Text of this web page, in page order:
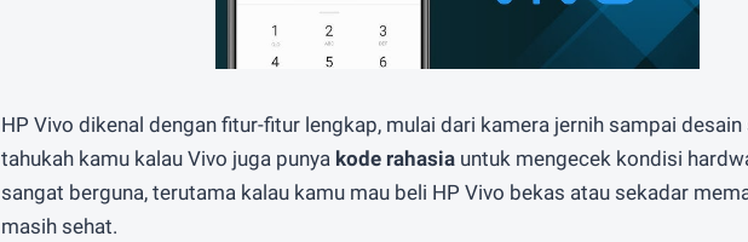
HP Vivo dikenal dengan fitur-fitur lengkap, mulai dari kamera jernih sampai desain
tahukah kamu kalau Vivo juga punya kode rahasia untuk mengecek kondisi
sangat berguna, terutama kalau kamu mau beli HP Vivo bekas atau sekadar
masih sehat.